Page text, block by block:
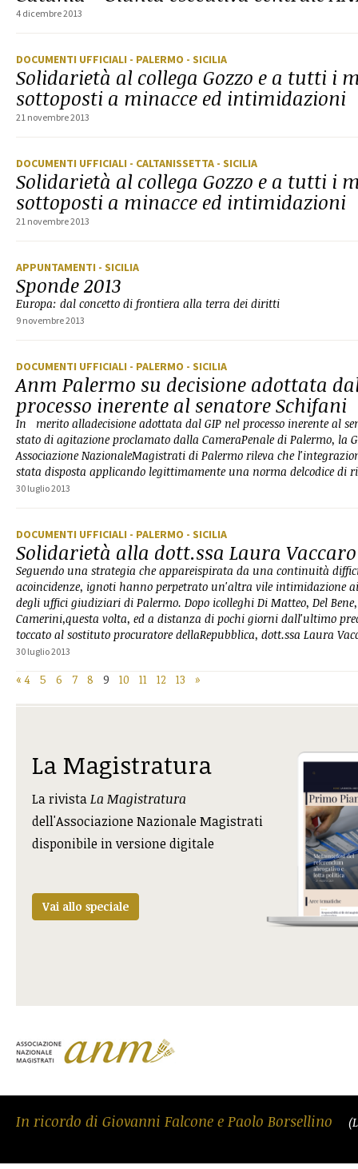
4 dicembre 2013
DOCUMENTI UFFICIALI - PALERMO - SICILIA
Solidarietà al collega Gozzo e a tutti i
sottoposti a minacce ed intimidazioni
21 novembre 2013
DOCUMENTI UFFICIALI - CALTANISSETTA - SICILIA
Solidarietà al collega Gozzo e a tutti i
sottoposti a minacce ed intimidazioni
21 novembre 2013
APPUNTAMENTI - SICILIA
Sponde 2013
Europa: dal concetto di frontiera alla terra dei diritti
9 novembre 2013
DOCUMENTI UFFICIALI - PALERMO - SICILIA
Anm Palermo su decisione adottata
processo inerente al senatore Schifani
In merito alladecisione adottata dal GIP nel processo inerente al
stato di agitazione proclamato dalla CameraPenale di Palermo, la
Associazione NazionaleMagistrati di Palermo rileva che
stata disposta applicando legittimamente una norma delcodice di
30 luglio 2013
DOCUMENTI UFFICIALI - PALERMO - SICILIA
Solidarietà alla dott.ssa Laura Vaccaro
Seguendo una strategia che appareispirata da una continuità
acoincidenze, ignoti hanno perpetrato un'altra vile intimidazione
degli uffici giudiziari di Palermo. Dopo icolleghi Di Matteo, Del
Camerini,questa volta, ed a distanza di pochi giorni dall'ultimo
toccato al sostituto procuratore dellaRepubblica, dott.ssa Laura
30 luglio 2013
« 4 5 6 7 8 9 10 11 12 13 »
La Magistratura
La rivistaLa Magistratura
dell'Associazione Nazionale Magistrati
disponibile in versione digitale
Vai allo speciale
In ricordo di Giovanni Falcone e Paolo Borsellino